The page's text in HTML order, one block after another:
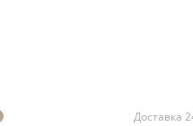
Доставка